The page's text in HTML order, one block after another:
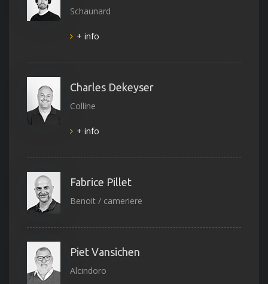
Schaunard
+ info
Charles Dekeyser
Colline
+ info
Fabrice Pillet
Benoit / cameriere
Piet Vansichen
Alcindoro